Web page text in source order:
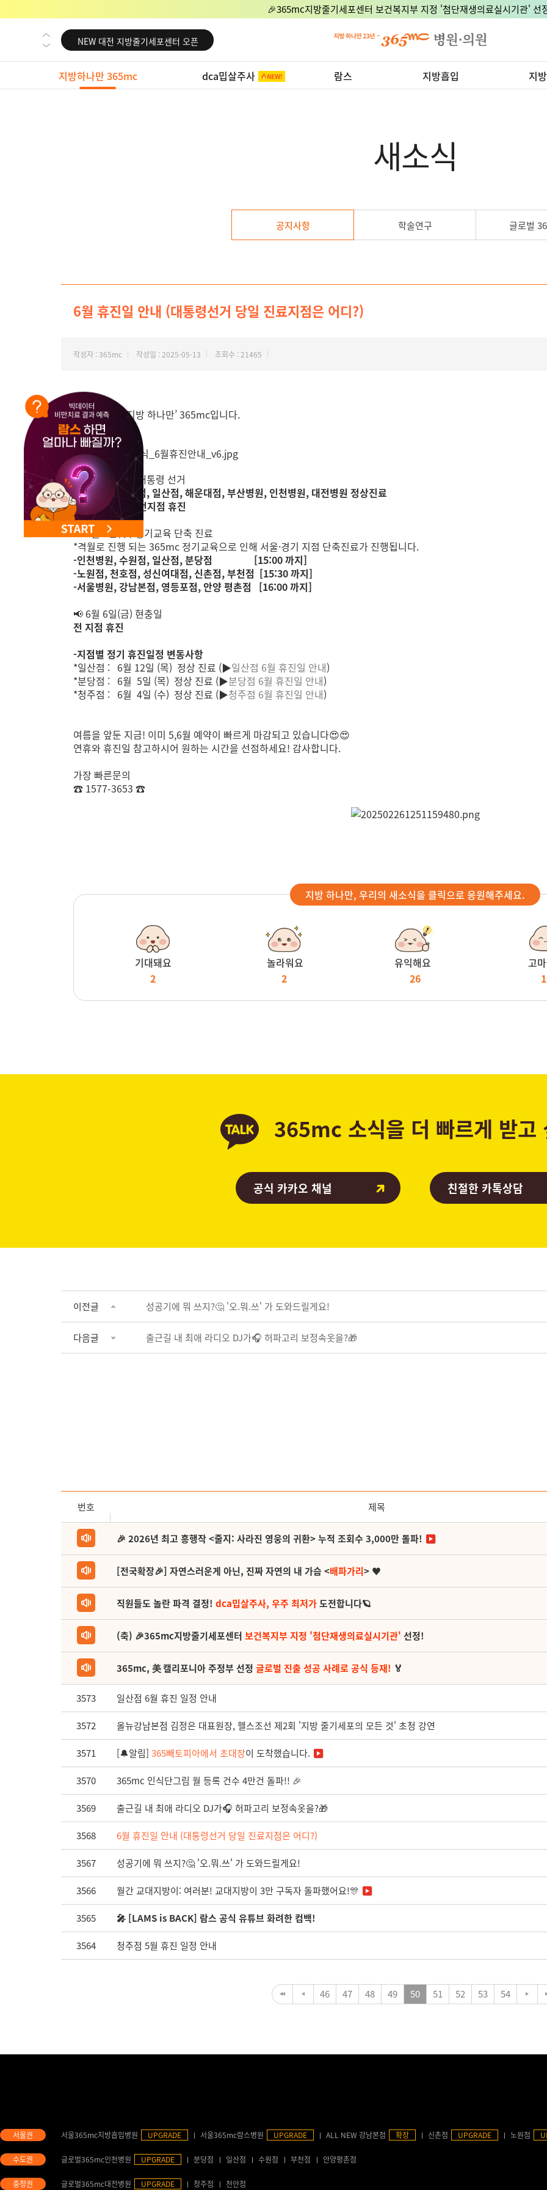
🎉365mc지방줄기세포센터 보건복지부 지정 '첨단재생의료실시기관' 선
NEW 교대 지방줄기세포센터 오픈
NEW 대전 지방줄기세포센터 오픈
NEW 노원 지방줄기세포센터 오픈
NEW 미국 LA점 오픈
지방하나만 365mc dca밉살주사 람스 지방흡입 지
새소식
공지사항 학술연구 글로벌
6월 휴진일 안내 (대통령선거 당일 진료지점은 어디?)
작성자 : 365mc 작성일 : 2025-05-13 조회수 : 21465
안녕하세요. ‘지방 하나만’ 365mc입니다.
📢6월 3일 (화) 대통령 선거
강남본점, 노원점, 일산점, 해운대점, 부산병원, 인천병원, 대전병원 정상진료
-위 7개 지점 외 전지점 휴진
📢6월 4일(수) 정기교육 단축 진료
*격월로 진행 되는 365mc 정기교육으로 인해 서울·경기 지점 단축진료가 진행됩니다.
-인천병원, 수원점, 일산점, 분당점 [15:00 까지]
-노원점, 천호점, 성신여대점, 신촌점, 부천점 [15:30 까지]
-서울병원,강남본점, 영등포점, 안양 평촌점 [16:00 까지]
📢 6월 6일(금) 현충일
전 지점 휴진
-지점별 정기 휴진일정 변동사항
*일산점 : 6월 12일 (목) 정상 진료 (▶일산점 6월 휴진일 안내)
*분당점 : 6월 5일 (목) 정상 진료 (▶분당점 6월 휴진일 안내)
*청주점 : 6월 4일 (수) 정상 진료 (▶청주점 6월 휴진일 안내)
여름을 앞둔 지금! 이미 5,6월 예약이 빠르게 마감되고 있습니다😍😍
연휴와 휴진일 참고하시어 원하는 시간을 선점하세요! 감사합니다.
가장 빠른문의
☎ 1577-3653 ☎
지방 하나만, 우리의 새소식을 클릭으로 응원해주세요.
기대돼요
2
놀라워요
2
유익해요
26
고
365mc 소식을 더 빠르게 받고
공식 카카오 채널 친절한 카톡상담
이전글 성공기에 뭐 쓰지?🤔 '오.뭐.쓰' 가 도와드릴게요!
다음글 출근길 내 최애 라디오 DJ가🎧 허파고리 보정속옷을?🎁
번호 제목
🎉 2026년 최고 흥행작 <줄지: 사라진 영웅의 귀환> 누적 조회수 3,000만 돌파!
[전국확장🎉] 자연스러운게 아닌, 진짜 자연의 내 가슴 <배파가리> ♥
직원들도 놀란 파격 결정! dca밉살주사, 우주 최저가도전합니다🪐
(축) 🎉365mc지방줄기세포센터 보건복지부 지정 '첨단재생의료실시기관' 선정!
365mc, 美 캘리포니아 주정부 선정 글로벌 진출 성공 사례로 공식 등재! 🏅
3573 일산점 6월 휴진 일정 안내
3572 올뉴강남본점 김정은 대표원장, 헬스조선 제2회 '지방 줄기세포의 모든 것' 초청 강연
3571 [🔔알림] 365빼토피아에서 초대장이 도착했습니다.
3570 365mc 인식단그림 월 등록 건수 4만건 돌파!! 🎉
3569 출근길 내 최애 라디오 DJ가🎧 허파고리 보정속옷을?🎁
3568 6월 휴진일 안내 (대통령선거 당일 진료지점은 어디?)
3567 성공기에 뭐 쓰지?🤔 '오.뭐.쓰' 가 도와드릴게요!
3566 월간 교대지방이: 여러분! 교대지방이 3만 구독자 돌파했어요!🎊
3565 🎤 [LAMS is BACK] 람스 공식 유튜브 화려한 컴백!
3564 청주점 5월 휴진 일정 안내
46 47 48 49 50 51 52 53 54
서울365mc지방흡입병원 UPGRADE 서울365mc람스병원 UPGRADE ALL NEW 강남본점 확장 신촌점 UPGRADE 노원점
글로벌365mc인천병원 UPGRADE 분당점 일산점 수원점 부천점 안양평촌점
글로벌365mc대전병원 UPGRADE 청주점 천안점